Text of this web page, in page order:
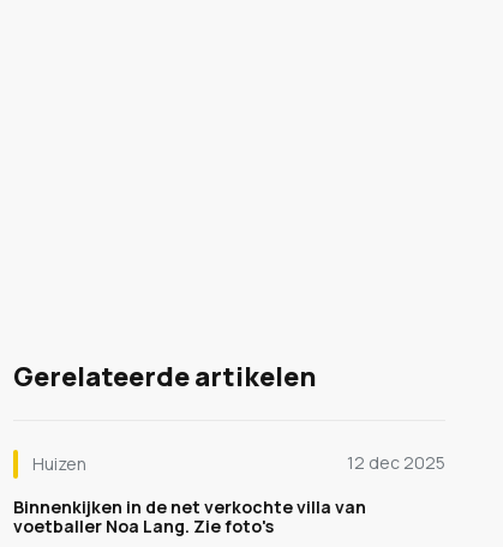
Gerelateerde artikelen
Huizen
12 dec 2025
Binnenkijken in de net verkochte villa van
voetballer Noa Lang. Zie foto's